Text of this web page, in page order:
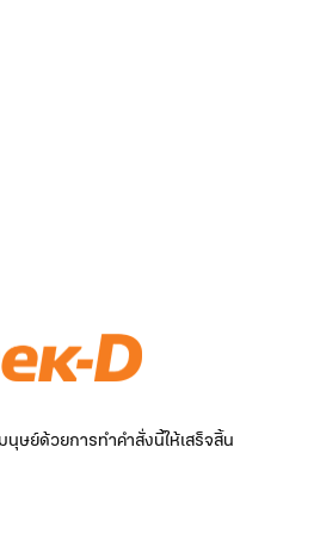
ษย์ด้วยการทำคำสั่งนี้ให้เสร็จสิ้น